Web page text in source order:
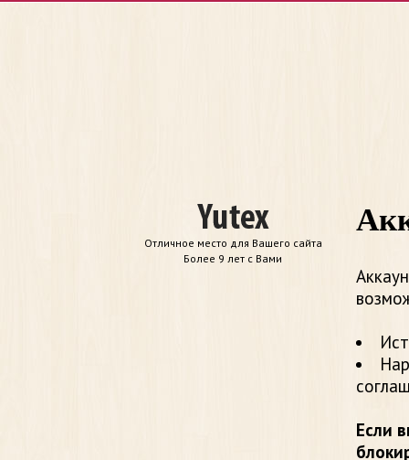
Отличное место для Вашего сайта
Более 9 лет с Вами
Если